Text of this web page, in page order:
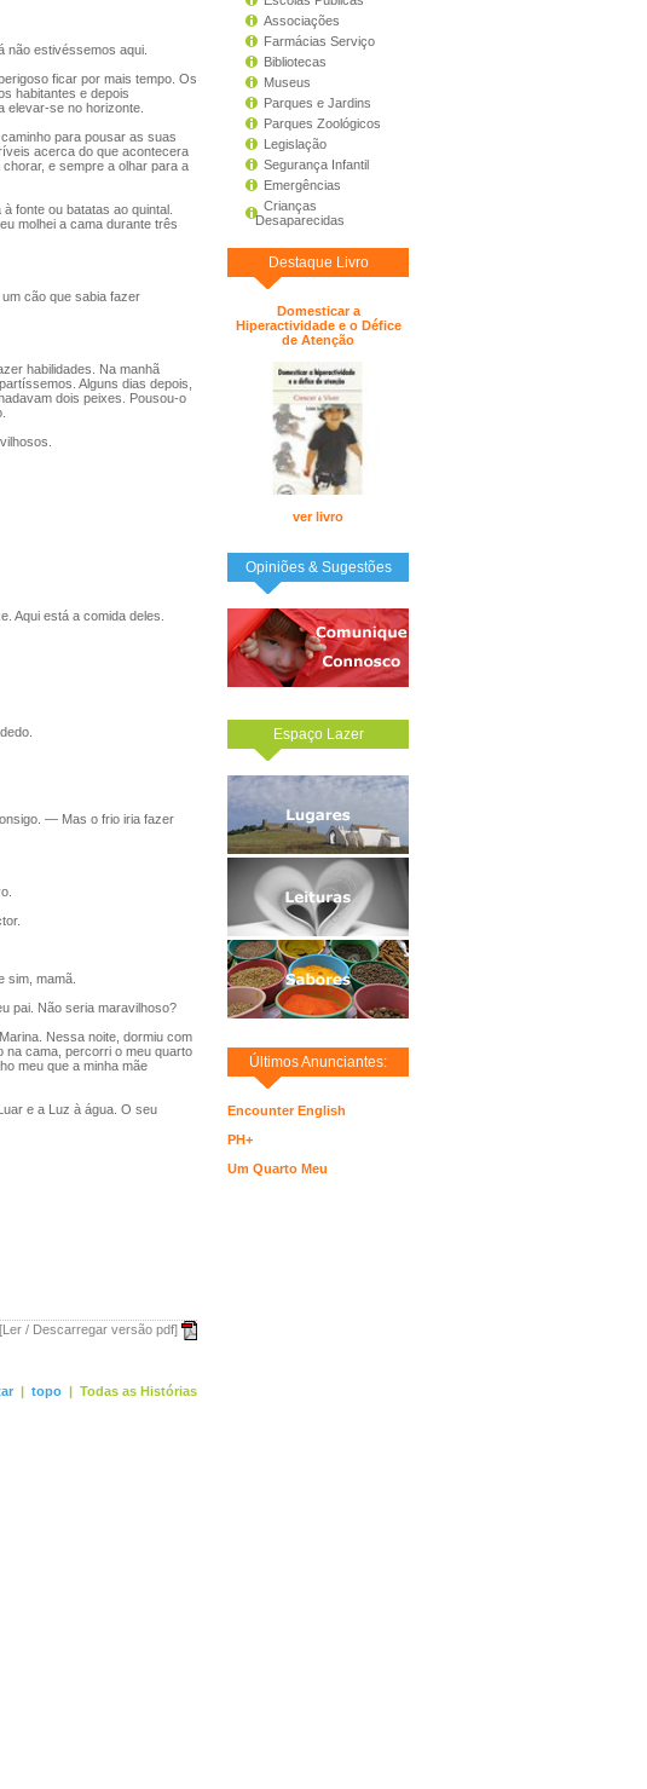
Associações
Farmácias Serviço
Bibliotecas
Museus
Parques e Jardins
Parques Zoológicos
Legislação
Segurança Infantil
Emergências
Crianças
Desaparecidas
Destaque Livro
Domesticar a
Hiperactividade e o Défice
de Atenção
ver livro
Opiniões & Sugestões
Espaço Lazer
Últimos Anunciantes:
Encounter English
PH+
Um Quarto Meu
não estivéssemos aqui.
ficar por mais tempo. Os
habitantes e depois
elevar-se no horizonte.
para pousar as suas
acerca do que acontecera
e sempre a olhar para a
fonte ou batatas ao quintal.
molhei a cama durante três
cão que sabia fazer
habilidades. Na manhã
Alguns dias depois,
dois peixes. Pousou-o
Aqui está a comida deles.
— Mas o frio iria fazer
mamã.
pai. Não seria maravilhoso?
Nessa noite, dormiu com
na cama, percorri o meu quarto
meu que a minha mãe
e a Luz à água. O seu
[Ler / Descarregar versão pdf]
| topo | Todas as Histórias